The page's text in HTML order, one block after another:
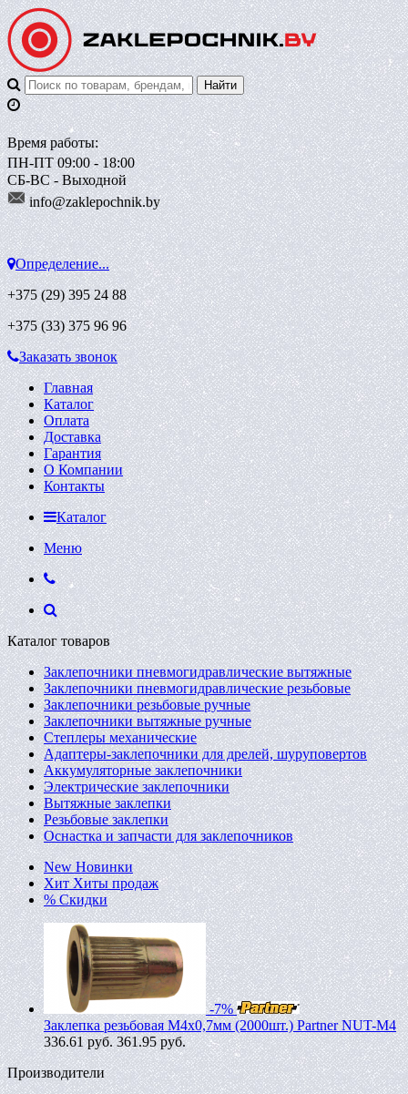
Время работы:
ПН-ПТ 09:00 - 18:00
СБ-ВС - Выходной
info@zaklepochnik.by
Определение...
+375 (29)395 24 88
+375 (33)375 96 96
Заказать звонок
Главная
Каталог
Оплата
Доставка
Гарантия
О Компании
Контакты
Каталог
Меню
Каталог товаров
Заклепочники пневмогидравлические вытяжные
Заклепочники пневмогидравлические резьбовые
Заклепочники резьбовые ручные
Заклепочники вытяжные ручные
Степлеры механические
Адаптеры-заклепочники для дрелей, шуруповертов
Аккумуляторные заклепочники
Электрические заклепочники
Вытяжные заклепки
Резьбовые заклепки
Оснастка и запчасти для заклепочников
New Новинки
Хит Хиты продаж
% Скидки
-7%
Заклепка резьбовая M4х0,7мм (2000шт.) Partner NUT-M4
336.61руб. 361.95 руб.
Производители